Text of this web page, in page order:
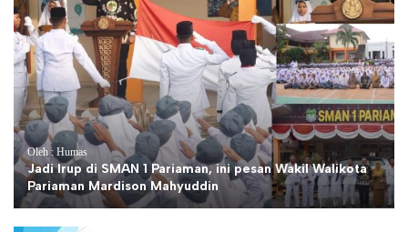
Oleh : Humas
Jadi Irup di SMAN 1 Pariaman, ini pesan Wakil Walikota
Pariaman Mardison Mahyuddin